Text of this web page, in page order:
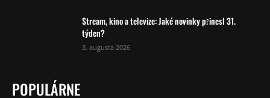
Stream, kino a televize: Jaké novinky přinesl 31.
týden?
3. augusta 2026
POPULÁRNE